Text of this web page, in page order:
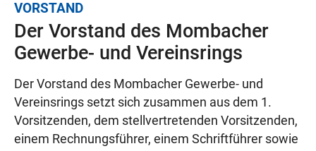
VORSTAND
Der Vorstand des Mombacher
Gewerbe- und Vereinsrings
Der Vorstand des Mombacher Gewerbe- und
Vereinsrings setzt sich zusammen aus dem 1.
Vorsitzenden, dem stellvertretenden Vorsitzenden,
einem Rechnungsführer, einem Schriftführer sowie